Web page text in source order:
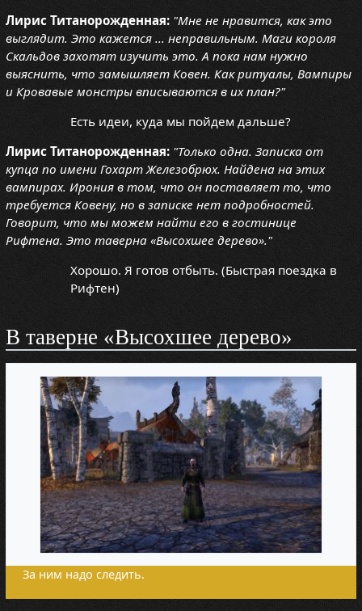
Лирис Титанорожденная: "Мне не нравится, как это
выглядит. Это кажется ... неправильным. Маги короля
Скальдов захотят изучить это. А пока нам нужно
выяснить, что замышляет Ковен. Как ритуалы, Вампиры
и Кровавые монстры вписываются в их план?"
Есть идеи, куда мы пойдем дальше?
Лирис Титанорожденная: "Только одна. Записка от
купца по имени Гохарт Железобрюх. Найдена на этих
вампирах. Ирония в том, что он поставляет то, что
требуется Ковену, но в записке нет подробностей.
Говорит, что мы можем найти его в гостинице
Рифтена. Это таверна «Высохшее дерево»."
Хорошо. Я готов отбыть. (Быстрая поездка в
Рифтен)
В таверне «Высохшее дерево»
За ним надо следить.